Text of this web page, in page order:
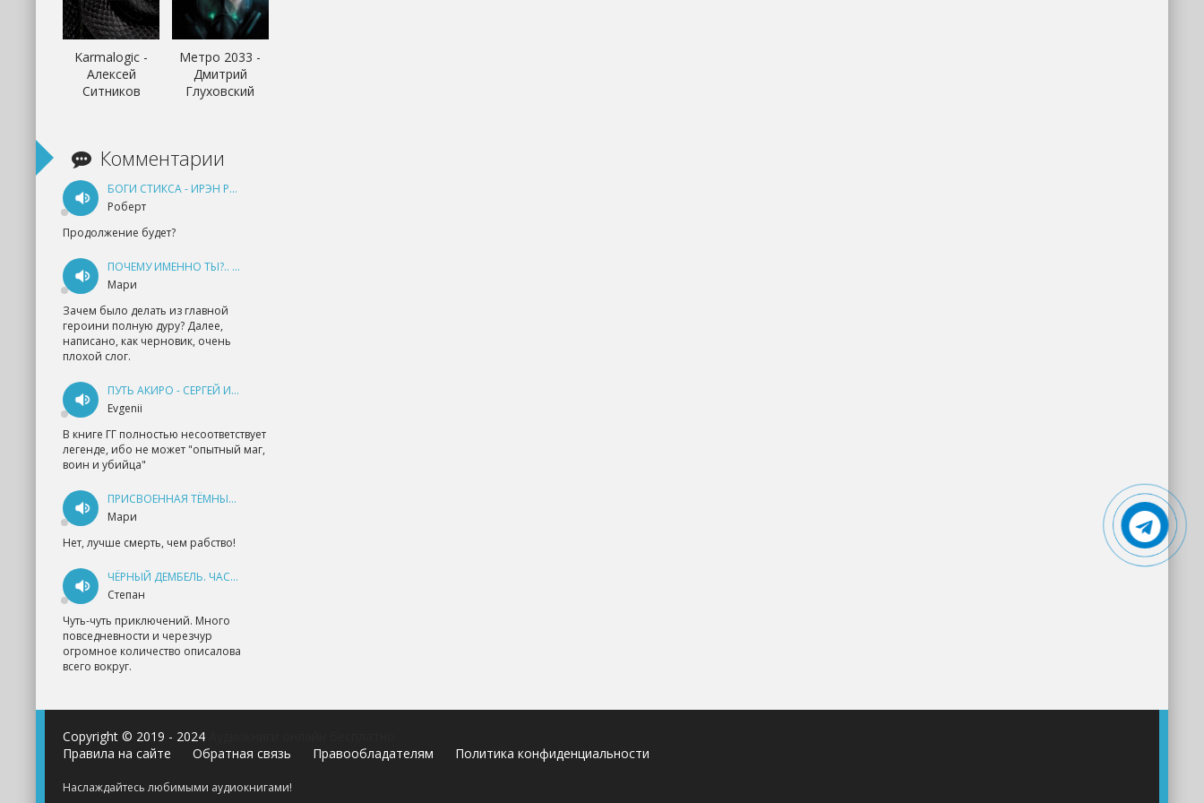
Karmalogic -
Алексей
Ситников
Метро 2033 -
Дмитрий
Глуховский
Комментарии
БОГИ СТИКСА - ИРЭН РУДКЕВИЧ
Роберт
Продолжение будет?
ПОЧЕМУ ИМЕННО ТЫ?.. КНИГА 1 - ЕКАТЕРИНА ЮДИНА
Мари
Зачем было делать из главной
героини полную дуру? Далее,
написано, как черновик, очень
плохой слог.
ПУТЬ АКИРО - СЕРГЕЙ ИЗМАЙЛОВ
Evgenii
В книге ГГ полностью несоответствует
легенде, ибо не может "опытный маг,
воин и убийца"
ПРИСВОЕННАЯ ТЁМНЫМ. ПРОКЛЯТАЯ ЛЮБОВЬ - АННА ГЕРР
Мари
Нет, лучше смерть, чем рабство!
ЧЁРНЫЙ ДЕМБЕЛЬ. ЧАСТЬ 1 - АНДРЕЙ ФЕДИН
Степан
Чуть-чуть приключений. Много
повседневности и черезчур
огромное количество описалова
всего вокруг.
Copyright © 2019 - 2024
Правила на сайте
Обратная связь Правообладателям Политика конфиденциальности
Наслаждайтесь любимыми аудиокнигами!